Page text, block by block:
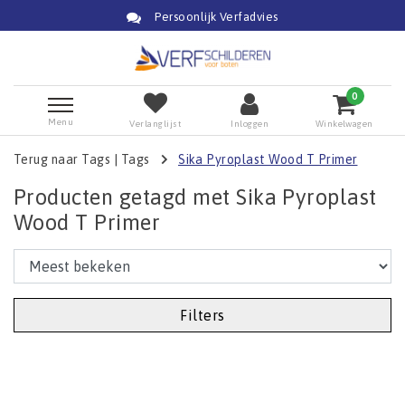
Persoonlijk Verfadvies
Menu Verlanglijst Inloggen
0
Winkelwagen
Terug naar Tags Tags Sika Pyroplast Wood T Primer
Producten getagd met Sika Pyroplast
Wood T Primer
Filters